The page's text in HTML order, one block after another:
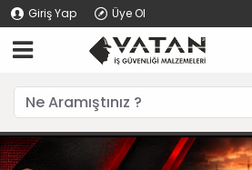
Giriş Yap Üye Ol